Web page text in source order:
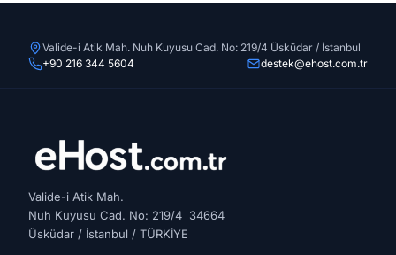
Valide-i Atik Mah. Nuh Kuyusu Cad. No: 219/4 Üsküdar / İstanbul
+90 216 344 5604
destek@ehost.com.tr
Valide-i Atik Mah.
Nuh Kuyusu Cad. No: 219/4 34664
Üsküdar / İstanbul / TÜRKİYE